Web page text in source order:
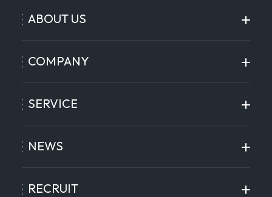
ABOUT US
COMPANY
SERVICE
NEWS
RECRUIT